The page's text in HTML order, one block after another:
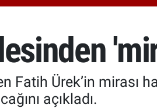
Fatih Ürek’in mirası
açıkladı.